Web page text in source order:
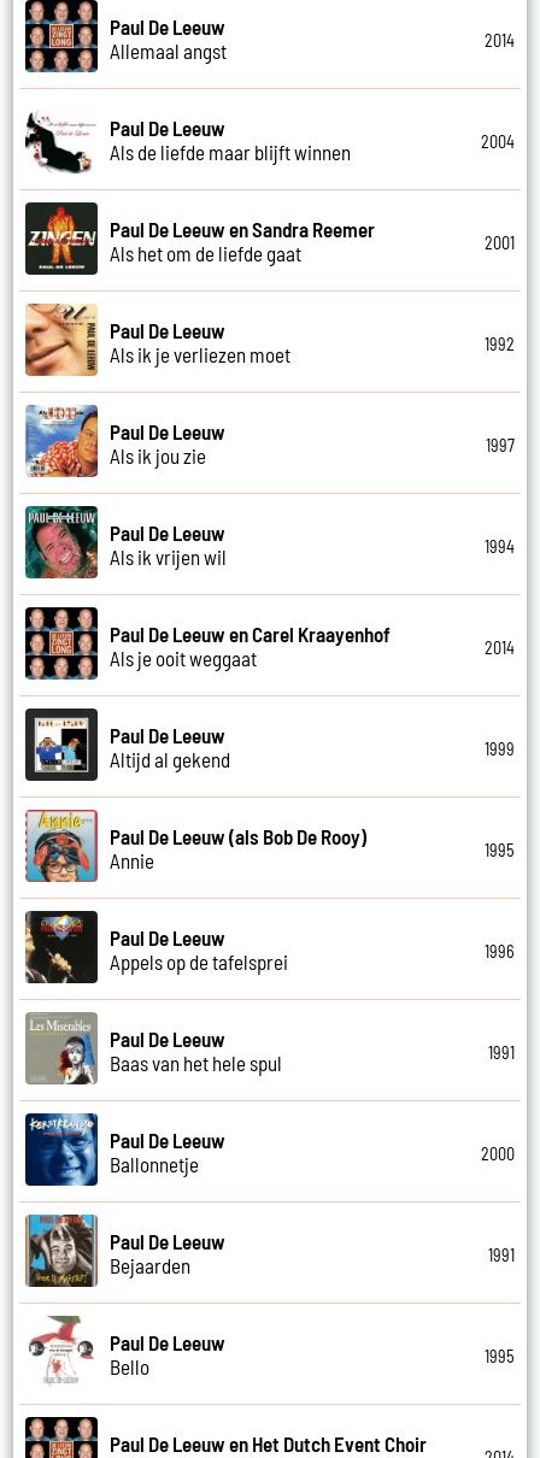
Paul De Leeuw
Allemaal angst
2014
Paul De Leeuw
Als de liefde maar blijft winnen
2004
Paul De Leeuw en Sandra Reemer
Als het om de liefde gaat
2001
Paul De Leeuw
Als ik je verliezen moet
1992
Paul De Leeuw
Als ik jou zie
1997
Paul De Leeuw
Als ik vrijen wil
1994
Paul De Leeuw en Carel Kraayenhof
Als je ooit weggaat
2014
Paul De Leeuw
Altijd al gekend
1999
Paul De Leeuw (als Bob De Rooy)
Annie
1995
Paul De Leeuw
Appels op de tafelsprei
1996
Paul De Leeuw
Baas van het hele spul
1991
Paul De Leeuw
Ballonnetje
2000
Paul De Leeuw
Bejaarden
1991
Paul De Leeuw
Bello
1995
Paul De Leeuw en Het Dutch Event Choir